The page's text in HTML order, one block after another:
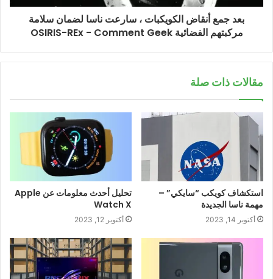
بعد جمع أنقاض الكويكبات ، سارعت ناسا لضمان سلامة
مركبتهم الفضائية OSIRIS-REx - Comment Geek
مقالات ذات صلة
استكشاف كويكب “سايكي” –
مهمة ناسا الجديدة
أكتوبر 14, 2023
تحليل أحدث معلومات عن Apple
Watch X
أكتوبر 12, 2023